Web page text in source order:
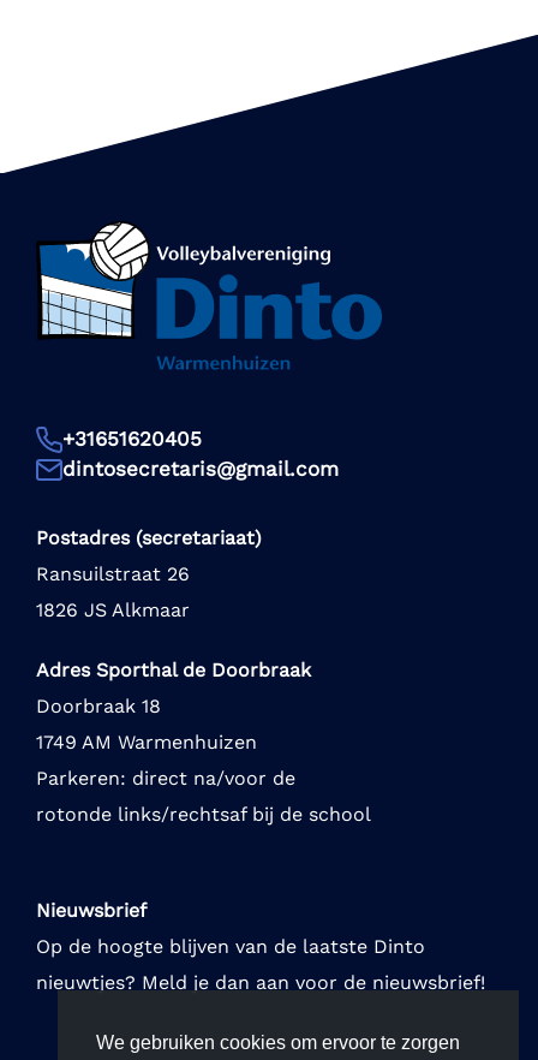
+31651620405
dintosecretaris@gmail.com
Postadres (secretariaat)
Ransuilstraat 26
1826 JS Alkmaar
Adres Sporthal de Doorbraak
Doorbraak 18
1749 AM Warmenhuizen
Parkeren: direct na/voor de
rotonde links/rechtsaf bij de school
Nieuwsbrief
Op de hoogte blijven van de laatste Dinto
nieuwtjes? Meld je dan aan voor de nieuwsbrief!
We gebruiken cookies om ervoor te zorgen